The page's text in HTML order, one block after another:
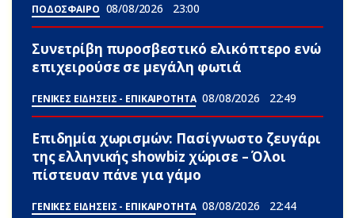
ΠΟΔΟΣΦΑΙΡΟ 08/08/2026 23:00
Συνετρίβη πυροσβεστικό ελικόπτερο ενώ
επιχειρούσε σε μεγάλη φωτιά
ΓΕΝΙΚΕΣ ΕΙΔΗΣΕΙΣ - ΕΠΙΚΑΙΡΟΤΗΤΑ 08/08/2026 22:49
Επιδημία χωρισμών: Πασίγνωστο ζευγάρι
της ελληνικής showbiz χώρισε – Όλοι
πίστευαν πάνε για γάμο
ΓΕΝΙΚΕΣ ΕΙΔΗΣΕΙΣ - ΕΠΙΚΑΙΡΟΤΗΤΑ 08/08/2026 22:44